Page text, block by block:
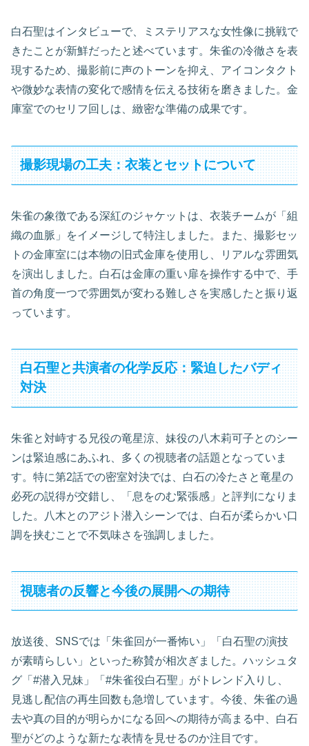
白石聖はインタビューで、ミステリアスな女性像に挑戦で
きたことが新鮮だったと述べています。朱雀の冷徹さを表
現するため、撮影前に声のトーンを抑え、アイコンタクト
や微妙な表情の変化で感情を伝える技術を磨きました。金
庫室でのセリフ回しは、緻密な準備の成果です。
撮影現場の工夫：衣装とセットについて
朱雀の象徴である深紅のジャケットは、衣装チームが「組
織の血脈」をイメージして特注しました。また、撮影セッ
トの金庫室には本物の旧式金庫を使用し、リアルな雰囲気
を演出しました。白石は金庫の重い扉を操作する中で、手
首の角度一つで雰囲気が変わる難しさを実感したと振り返
っています。
白石聖と共演者の化学反応：緊迫したバディ
対決
朱雀と対峙する兄役の竜星涼、妹役の八木莉可子とのシー
ンは緊迫感にあふれ、多くの視聴者の話題となっていま
す。特に第2話での密室対決では、白石の冷たさと竜星の
必死の説得が交錯し、「息をのむ緊張感」と評判になりま
した。八木とのアジト潜入シーンでは、白石が柔らかい口
調を挟むことで不気味さを強調しました。
視聴者の反響と今後の展開への期待
放送後、SNSでは「朱雀回が一番怖い」「白石聖の演技
が素晴らしい」といった称賛が相次ぎました。ハッシュタ
グ「#潜入兄妹」「#朱雀役白石聖」がトレンド入りし、
見逃し配信の再生回数も急増しています。今後、朱雀の過
去や真の目的が明らかになる回への期待が高まる中、白石
聖がどのような新たな表情を見せるのか注目です。